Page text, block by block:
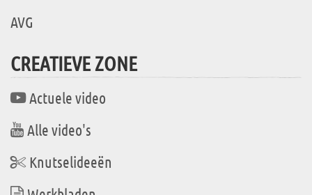
AVG
CREATIEVE ZONE
Actuele video
Alle video's
Knutselideeën